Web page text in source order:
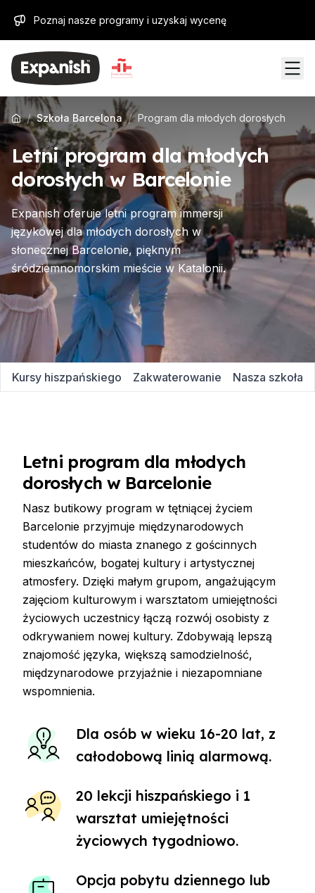
Poznaj nasze programy i uzyskaj wycenę
/ Szkoła Barcelona / Program dla młodych dorosłych
Letni program dla młodych
dorosłych w Barcelonie
Expanish oferuje letni program immersji
językowej dla młodych dorosłych w
słonecznej Barcelonie, pięknym
śródziemnomorskim mieście w Katalonii.
Kursy hiszpańskiego Zakwaterowanie Nasza szkoła
Letni program dla młodych
dorosłych w Barcelonie
Nasz butikowy program w tętniącej życiem
Barcelonie przyjmuje międzynarodowych
studentów do miasta znanego z gościnnych
mieszkańców, bogatej kultury i artystycznej
atmosfery. Dzięki małym grupom, angażującym
zajęciom kulturowym i warsztatom umiejętności
życiowych uczestnicy łączą rozwój osobisty z
odkrywaniem nowej kultury. Zdobywają lepszą
znajomość języka, większą samodzielność,
międzynarodowe przyjaźnie i niezapomniane
wspomnienia.
Dla osób w wieku 16-20 lat, z
całodobową linią alarmową.
20 lekcji hiszpańskiego i 1
warsztat umiejętności
życiowych tygodniowo.
Opcja pobytu dziennego lub